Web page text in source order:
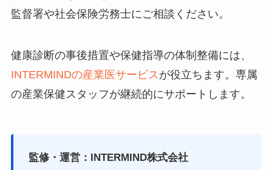
監督署や社会保険労務士にご相談ください。
健康診断の事後措置や保健指導の体制整備には、
INTERMINDの産業医サービスが役立ちます。専属
の産業保健スタッフが継続的にサポートします。
監修・運営：INTERMIND株式会社